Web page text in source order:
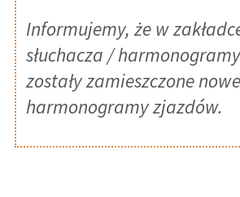
E – DZIENNIK
DEKLARACJA DOSTĘPNOŚCI
ePUAP
Informujemy, że w
słuchacza /
zostały zamieszczone nowe
harmonogramy zjazdów.